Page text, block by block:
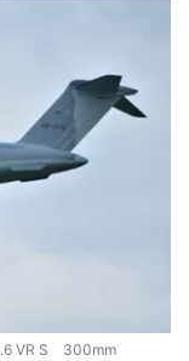
VR S 300mm